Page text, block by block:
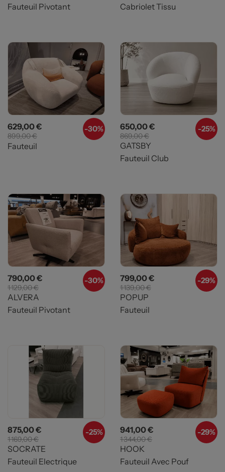
Fauteuil Pivotant
Cabriolet Tissu
-30%
Prix
629,00 € Prix de base
899,00 €
Fauteuil
-25%
Prix
650,00 € Prix de base
869,00 €
GATSBY
Fauteuil Club
-30%
Prix
790,00 € Prix de base
1 129,00 €
ALVERA
Fauteuil Pivotant
-29%
Prix
799,00 € Prix de base
1 139,00 €
POPUP
Fauteuil
-25%
Prix
875,00 € Prix de base
1 169,00 €
SOCRATE
Fauteuil Electrique
-29%
Prix
941,00 € Prix de base
1 344,00 €
HOOK
Fauteuil Avec Pouf